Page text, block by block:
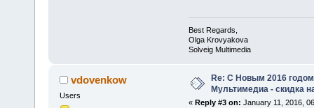
Best Regards,
Olga Krovyakova
Solveig Multimedia
vdovenkow
Users
Re: C Новым 2016
Мультимедиа - скидка
« Reply #3 on: January 11, 2016,